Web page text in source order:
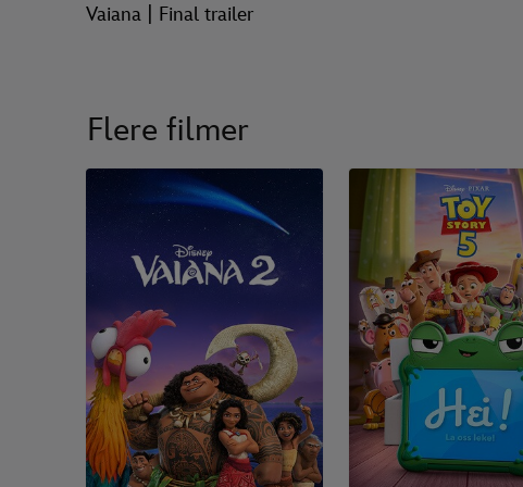
Vaiana | Final trailer
Flere filmer